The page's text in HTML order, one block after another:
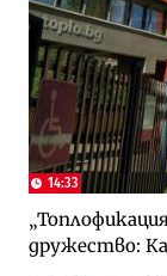
14:33
дружество: